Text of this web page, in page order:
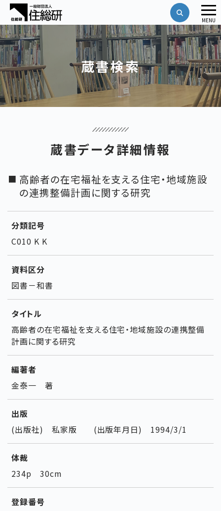
蔵書検索
蔵書データ詳細情報
高齢者の在宅福祉を支える住宅・地域施設
の連携整備計画に関する研究
分類記号
C010 K K
資料区分
図書－和書
タイトル
高齢者の在宅福祉を支える住宅・地域施設の連携整備
計画に関する研究
編著者
金泰一 著
出版
(出版社) 私家版 (出版年月日) 1994/3/1
体裁
234p 30cm
登録番号
メ
ニ
ュ
ー
MENU